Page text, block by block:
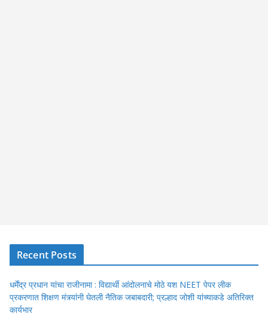
Recent Posts
धर्मेंद्र प्रधान यांचा राजीनामा : विद्यार्थी आंदोलनाचे मोठे यश NEET पेपर लीक
प्रकरणात शिक्षण मंत्र्यांनी घेतली नैतिक जबाबदारी; प्रल्हाद जोशी यांच्याकडे अतिरिक्त
कार्यभार